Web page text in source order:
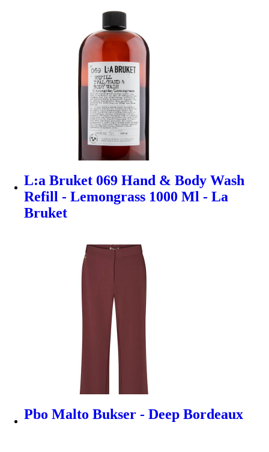
L:a Bruket 069 Hand & Body Wash
Refill - Lemongrass 1000 Ml - La
Bruket
Pbo Malto Bukser - Deep Bordeaux